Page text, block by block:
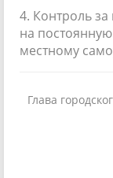
4. Контроль
на
местному
Глава